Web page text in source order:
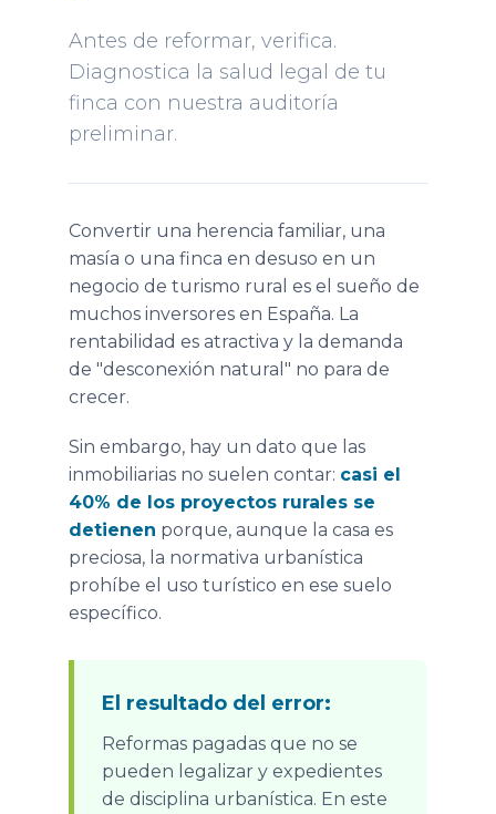
Antes de reformar, verifica.
Diagnostica la salud legal de tu
finca con nuestra auditoría
preliminar.
Convertir una herencia familiar, una
masía o una finca en desuso en un
negocio de turismo rural es el sueño de
muchos inversores en España. La
rentabilidad es atractiva y la demanda
de "desconexión natural" no para de
crecer.
Sin embargo, hay un dato que las
inmobiliarias no suelen contar: casi el
40% de los proyectos rurales se
detienen porque, aunque la casa es
preciosa, la normativa urbanística
prohíbe el uso turístico en ese suelo
específico.
El resultado del error:
Reformas pagadas que no se
pueden legalizar y expedientes
de disciplina urbanística. En este